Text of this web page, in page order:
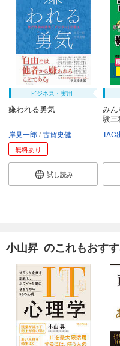
ビジネス・実用
嫌われる勇気
岸見一郎 古賀史健
無料あり
試し読み
み
験
TAC
小山昇 のこれもおす